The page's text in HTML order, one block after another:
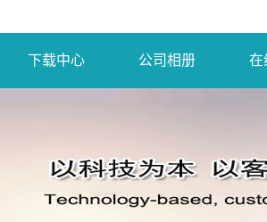
下载中心 公司相册 在